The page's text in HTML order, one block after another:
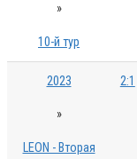
»
10-й тур
2023
»
LEON - Вторая
2:1